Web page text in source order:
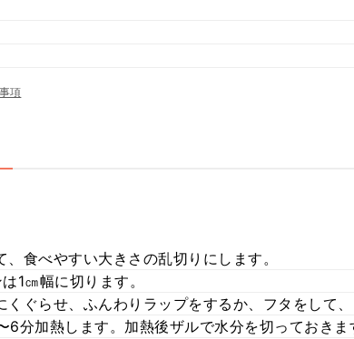
項
食べやすい大きさの乱切りにします。
1㎝幅に切ります。
ぐらせ、ふんわりラップをするか、フタをして、
分加熱します。加熱後ザルで水分を切っておきま